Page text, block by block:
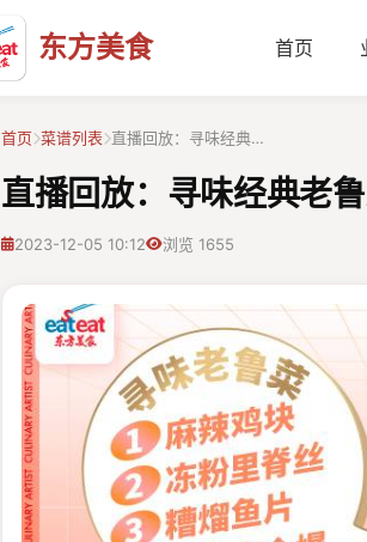
东方美食 首页
首页 菜谱列表 直播回放：寻味经典…
直播回放：寻味经典老
2023-12-05 10:12 浏览 1655